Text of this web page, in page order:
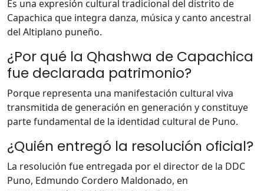
Es una expresión cultural tradicional del distrito de
Capachica que integra danza, música y canto ancestral
del Altiplano puneño.
¿Por qué la Qhashwa de Capachica
fue declarada patrimonio?
Porque representa una manifestación cultural viva
transmitida de generación en generación y constituye
parte fundamental de la identidad cultural de Puno.
¿Quién entregó la resolución oficial?
La resolución fue entregada por el director de la DDC
Puno, Edmundo Cordero Maldonado, en